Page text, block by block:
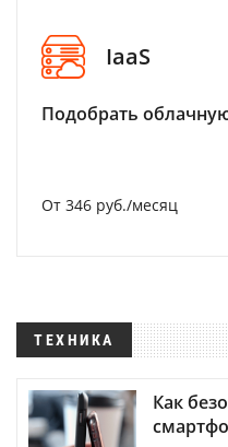
IaaS
Подобрать
От 346 руб./месяц
ТЕХНИКА
Как